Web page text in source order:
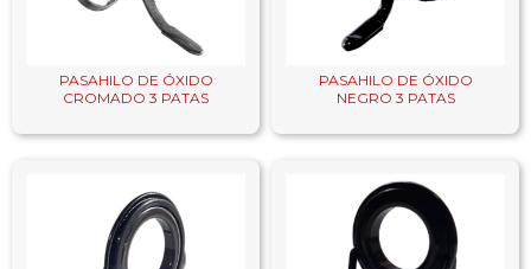
PASAHILO DE ÓXIDO
CROMADO 3 PATAS
PASAHILO DE ÓXIDO
NEGRO 3 PATAS